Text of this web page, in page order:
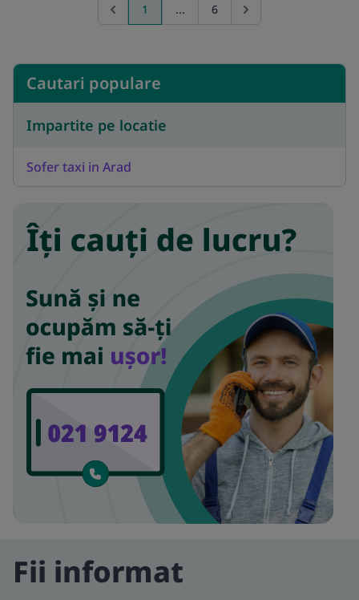
Previous page
1 ... 6 Go to next page
Cautari populare
Impartite pe locatie
Sofer taxi in Arad
Fii informat